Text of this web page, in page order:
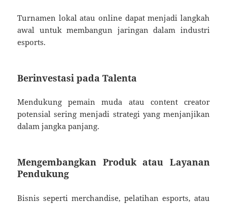
Turnamen lokal atau online dapat menjadi langkah
awal untuk membangun jaringan dalam industri
esports.
Berinvestasi pada Talenta
Mendukung pemain muda atau content creator
potensial sering menjadi strategi yang menjanjikan
dalam jangka panjang.
Mengembangkan Produk atau Layanan
Pendukung
Bisnis seperti merchandise, pelatihan esports, atau